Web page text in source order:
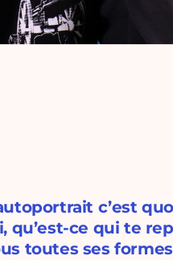
c’est
qu’est-ce qui te
toutes ses